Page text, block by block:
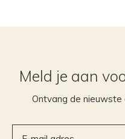
Meld je aan
Ontvang de nieuwste